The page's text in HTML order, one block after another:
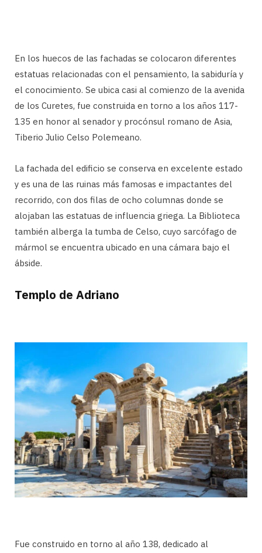
En los huecos de las fachadas se colocaron diferentes
estatuas relacionadas con el pensamiento, la sabiduría y
el conocimiento. Se ubica casi al comienzo de la avenida
de los Curetes, fue construida en torno a los años 117-
135 en honor al senador y procónsul romano de Asia,
Tiberio Julio Celso Polemeano.
La fachada del edificio se conserva en excelente estado
y es una de las ruinas más famosas e impactantes del
recorrido, con dos filas de ocho columnas donde se
alojaban las estatuas de influencia griega. La Biblioteca
también alberga la tumba de Celso, cuyo sarcófago de
mármol se encuentra ubicado en una cámara bajo el
ábside.
Templo de Adriano
Fue construido en torno al año 138, dedicado al